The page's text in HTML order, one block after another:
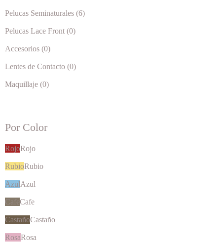
Pelucas Seminaturales (6)
Pelucas Lace Front (0)
Accesorios (0)
Lentes de Contacto (0)
Maquillaje (0)
Por Color
RojoRojo
RubioRubio
AzulAzul
CafeCafe
CastañoCastaño
RosaRosa